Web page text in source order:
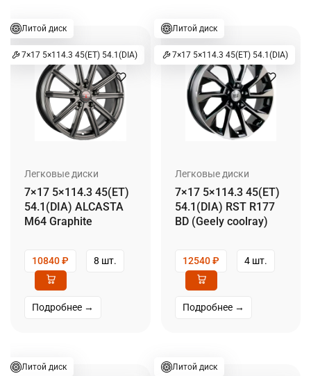
Литой диск
7×17 5×114.3 45(ET) 54.1(DIA)
Легковые диски
7×17 5×114.3 45(ET)
54.1(DIA) ALCASTA
M64 Graphite
10840₽ 8 шт.
Подробнее →
Литой диск
7×17 5×114.3 45(ET) 54.1(DIA)
Легковые диски
7×17 5×114.3 45(ET)
54.1(DIA) RST R177
BD (Geely coolray)
12540₽ 4 шт.
Подробнее →
Литой диск Литой диск